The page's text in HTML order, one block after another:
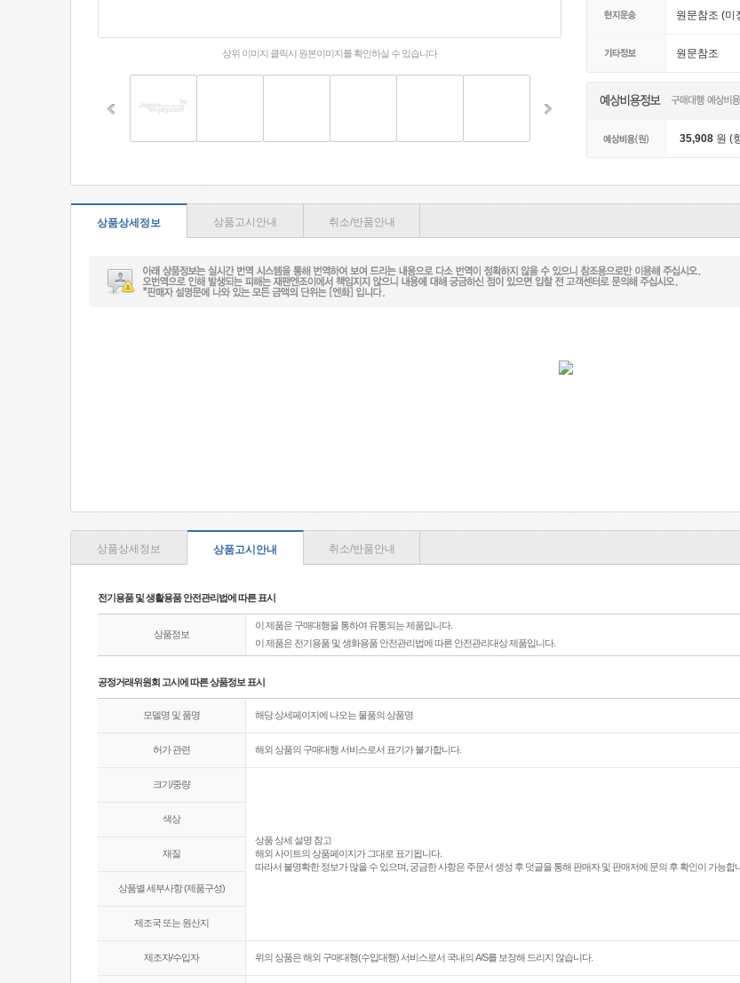
상위 이미지 클릭시 원본이미지를 확인하실 수 있습니다
원문참조 (미
원문참조
35,908 원 (
상품상세정보 상품고시안내 취소/반품안내
상품상세정보 상품고시안내 취소/반품안내
전기용품 및 생활용품 안전관리법에 따른 표시
상품정보
이 제품은 구매대행을 통하여 유통되는 제품입니다.
이 제품은 전기용품 및 생화용품 안전관리법에 따른 안전관리대상 제품입니다.
공정거래위원회 고시에 따른 상품정보 표시
모델명 및 품명 해당 상세페이지에 나오는 물품의 상품명
허가 관련 해외 상품의 구매대행 서비스로서 표기가 불가합니다.
크기/중량
상품 상세 설명 참고
해외 사이트의 상품페이지가 그대로 표기됩니다.
따라서 불명확한 정보가 많을 수 있으며, 궁금한 사항은 주문서 생성 후 덧글을 통해 판매자 및 판매저에 문의 후 확인이 가능합
색상
재질
상품별 세부사항 (제품구성)
제조국 또는 원산지
제조자/수입자 위의 상품은 해외 구매대행(수입대행) 서비스로서 국내의 A/S를 보장해 드리지 않습니다.